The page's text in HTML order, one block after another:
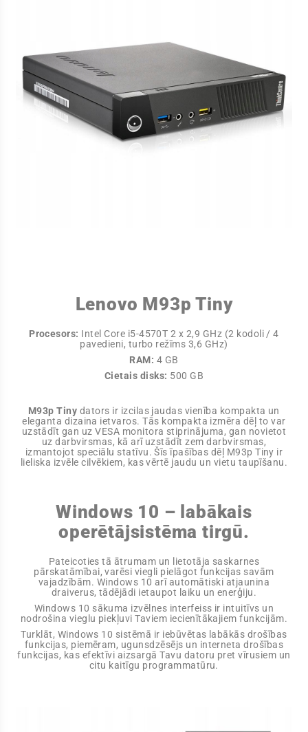
Lenovo M93p Tiny
Procesors: Intel Core i5-4570T 2 x 2,9 GHz (2 kodoli / 4
pavedieni, turbo režīms 3,6 GHz)
RAM: 4 GB
Cietais disks: 500 GB
M93p Tiny dators ir izcilas jaudas vienība kompakta un
eleganta dizaina ietvaros. Tās kompakta izmēra dēļ to var
uzstādīt gan uz VESA monitora stiprinājuma, gan novietot
uz darbvirsmas, kā arī uzstādīt zem darbvirsmas,
izmantojot speciālu statīvu. Šīs īpašības dēļ M93p Tiny ir
lieliska izvēle cilvēkiem, kas vērtē jaudu un vietu taupīšanu.
Windows 10 – labākais
operētājsistēma tirgū.
Pateicoties tā ātrumam un lietotāja saskarnes
pārskatāmībai, varēsi viegli pielāgot funkcijas savām
vajadzībām. Windows 10 arī automātiski atjaunina
draiverus, tādējādi ietaupot laiku un enerģiju.
Windows 10 sākuma izvēlnes interfeiss ir intuitīvs un
nodrošina vieglu piekļuvi Taviem iecienītākajiem funkcijām.
Turklāt, Windows 10 sistēmā ir iebūvētas labākās drošības
funkcijas, piemēram, ugunsdzēsējs un interneta drošības
funkcijas, kas efektīvi aizsargā Tavu datoru pret vīrusiem un
citu kaitīgu programmatūru.